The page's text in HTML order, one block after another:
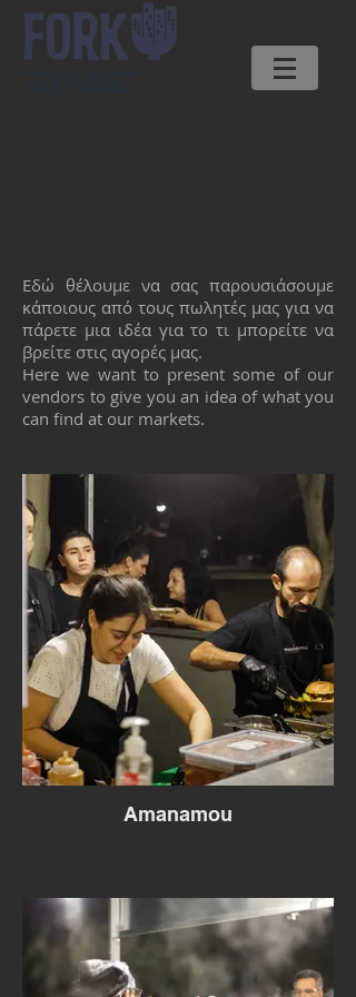
Εδώ θέλουμε να σας παρουσιάσουμε
κάποιους από τους πωλητές μας για να
πάρετε μια ιδέα για το τι μπορείτε να
βρείτε στις αγορές μας.
Here we want to present some of our
vendors to give you an idea of what you
can find at our markets.
Amanamou